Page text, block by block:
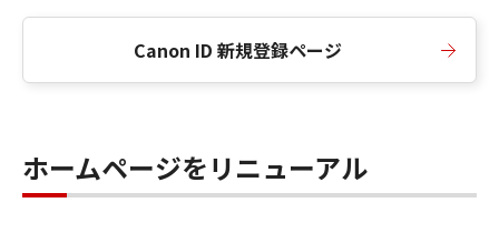
Canon ID 新規登録ページ
ホームページをリニューアル